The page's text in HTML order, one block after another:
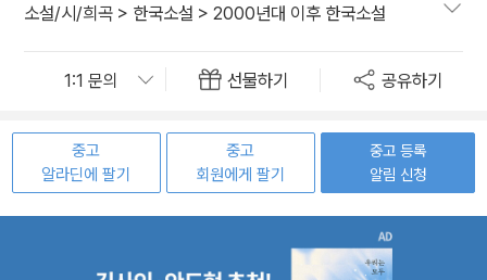
소설/시/희곡 > 한국소설 > 2000년대 이후 한국소설
선물하기 공유하기
중고
알라딘에 팔기
중고
회원에게 팔기
중고 등록
알림 신청